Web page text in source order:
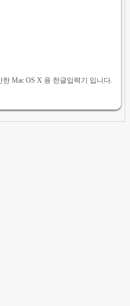
Mac OS X 용 한글입력기 입니다.